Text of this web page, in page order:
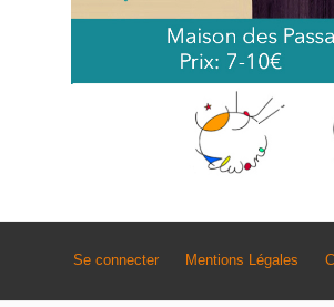
Se connecter Mentions Légales